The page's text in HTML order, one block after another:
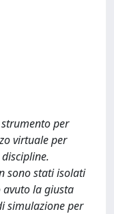
per
virtuale per
sono stati isolati
la giusta
simulazione per